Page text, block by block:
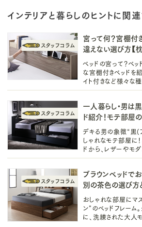
インテリアと暮らしのヒントに関
宮って何？宮棚付
違えない選び方【
ベッドの宮って？ベ
な宮棚付きベッドを
イト付きなど様々な
一人暮らし・男は
ド紹介！モテ部屋
デキる男の象徴“黒(
しゃれなモテ部屋に
ドから、レザーやモ
ブラウンベッドで
別の茶色の選び
おしゃれな部屋にマ
ン”のベッドフレーム
に、洗練された大人